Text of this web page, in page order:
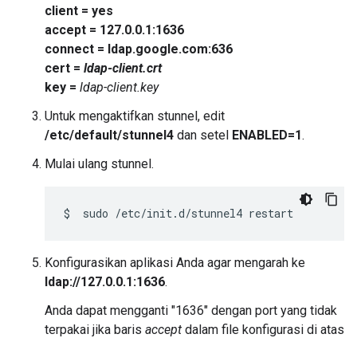
client = yes
accept = 127.0.0.1:1636
connect = ldap.google.com:636
cert = ldap-client.crt
key = ldap-client.key
Untuk mengaktifkan stunnel, edit
/etc/default/stunnel4 dan setel ENABLED=1.
Mulai ulang stunnel.
$ sudo /etc/init.d/stunnel4
Konfigurasikan aplikasi Anda agar mengarah ke
ldap://127.0.0.1:1636.
Anda dapat mengganti "1636" dengan port yang tidak
terpakai jika baris accept dalam file konfigurasi di atas